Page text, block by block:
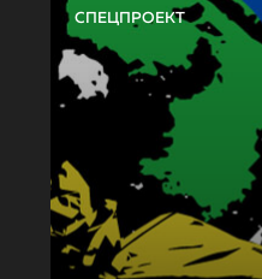
СПЕЦПРОЕКТ